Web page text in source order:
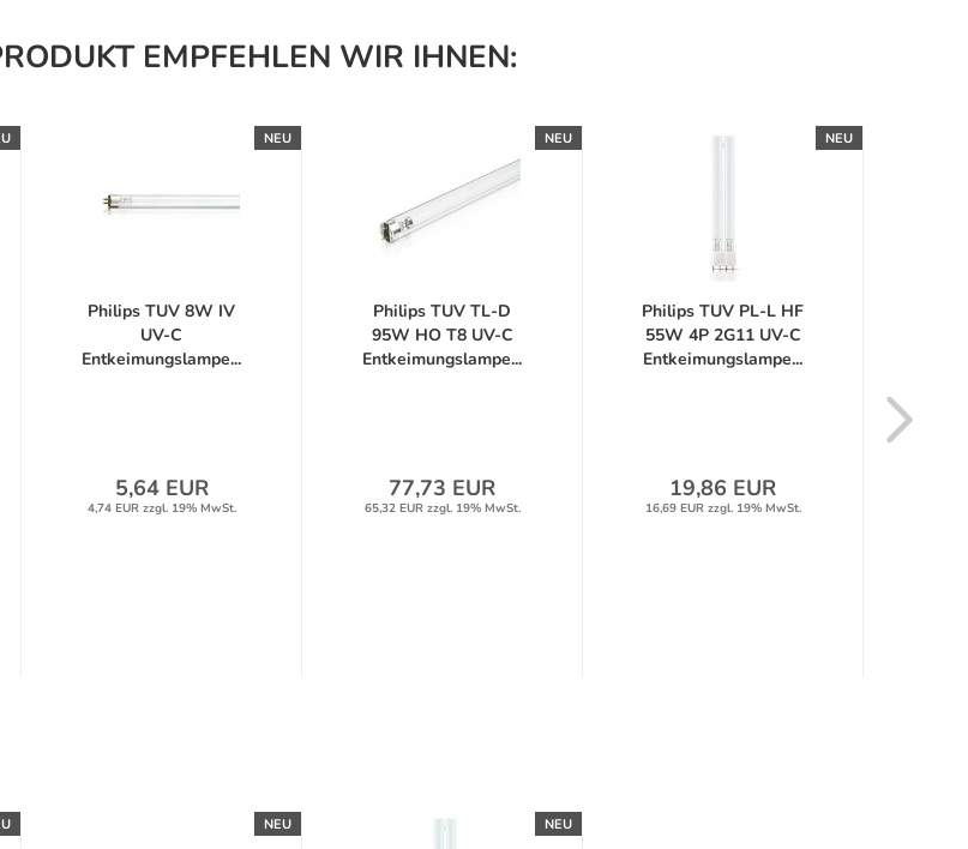
EMPFEHLEN WIR IHNEN:
NEU
Philips TUV 8W IV
UV-C
Entkeimungslampe...
5,64 EUR
4,74 EUR zzgl. 19% MwSt.
NEU
Philips TUV TL-D
95W HO T8 UV-C
Entkeimungslampe...
77,73 EUR
65,32 EUR zzgl. 19% MwSt.
NEU
Philips TUV PL-L HF
55W 4P 2G11 UV-C
Entkeimungslampe...
19,86 EUR
16,69 EUR zzgl. 19% MwSt.
NEU NEU